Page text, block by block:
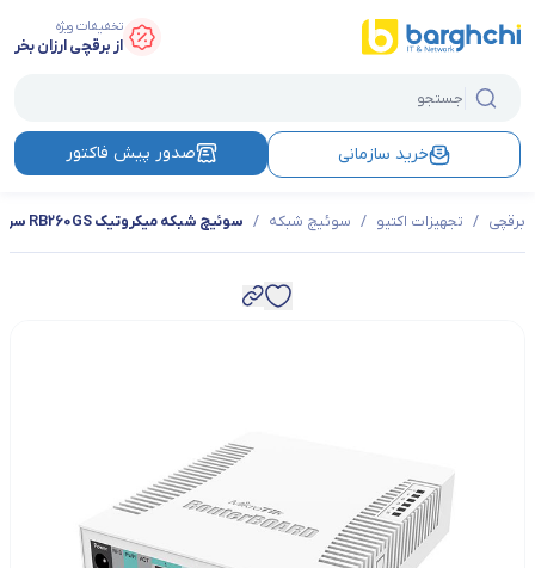
تخفیفات ویژه
از برقچی ارزان بخر
خرید سازمانی صدور پیش فاکتور
برقچی / تجهیزات اکتیو / سوئیچ شبکه / سوئیچ شبکه میکروتیک RB260GS سری گیگابایت